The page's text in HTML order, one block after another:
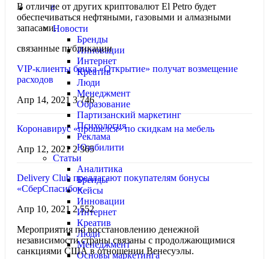
#
Новости
Бренды
Инновации
Интернет
Креатив
Люди
Менеджмент
Образование
Партизанский маркетинг
Психология
Реклама
Юзабилити
Статьи
Аналитика
Бренды
Кейсы
Инновации
Интернет
Креатив
Люди
Менеджмент
Основы маркетинга
В отличие от других криптовалют El Petro будет
обеспечиваться нефтяными, газовыми и алмазными
запасами.
связанные публикации
VIP-клиенты банка «Открытие» получат возмещение
расходов
Апр 14, 2021 3 746
Коронавирус «прошелся» по скидкам на мебель
Апр 12, 2021 2 365
Delivery Club предлагают покупателям бонусы
«СберСпасибо»
Апр 10, 2021 2 552
Мероприятия по восстановлению денежной
независимости страны связаны с продолжающимися
санкциями США в отношении Венесуэлы.